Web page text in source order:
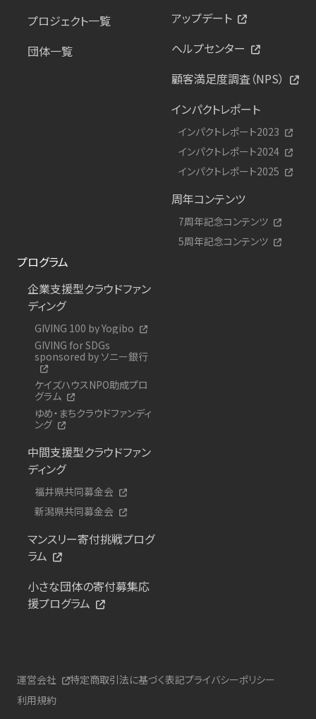
プロジェクト一覧
団体一覧
アップデート
ヘルプセンター
顧客満足度調査（NPS）
インパクトレポート
インパクトレポート2023
インパクトレポート2024
インパクトレポート2025
周年コンテンツ
7周年記念コンテンツ
5周年記念コンテンツ
プログラム
企業支援型クラウドファン
ディング
GIVING 100 by Yogibo
GIVING for SDGs
sponsored by ソニー銀行
ケイズハウスNPO助成プロ
グラム
ゆめ・まちクラウドファンディ
ング
中間支援型クラウドファン
ディング
福井県共同募金会
新潟県共同募金会
マンスリー寄付挑戦プログ
ラム
小さな団体の寄付募集応
援プログラム
運営会社 特定商取引法に基づく表記プライバシーポリシー
利用規約